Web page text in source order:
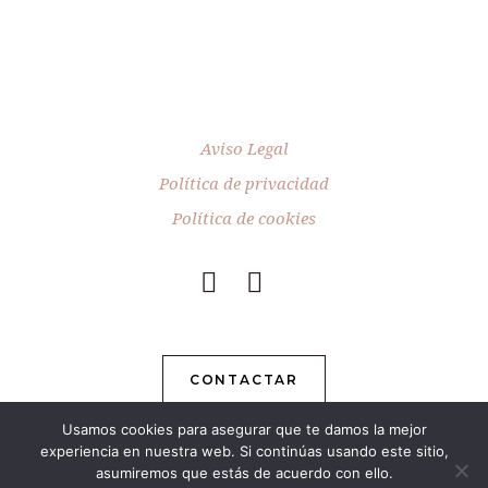
Aviso Legal
Política de privacidad
Política de cookies
CONTACTAR
Usamos cookies para asegurar que te damos la mejor
experiencia en nuestra web. Si continúas usando este sitio,
asumiremos que estás de acuerdo con ello.